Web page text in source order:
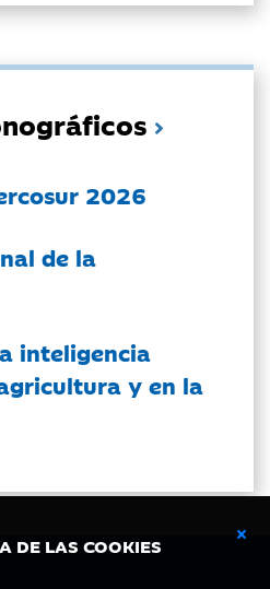
DE LAS COOKIES
2026
de la
inteligencia
y en la